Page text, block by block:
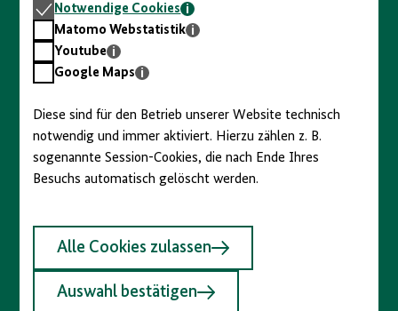
Notwendige
Cookies
Notwendige Cookies
Matomo
Webstatistik
Matomo Webstatistik
Youtube
Youtube
GoogleGoogle Maps
Diese sind für den Betrieb unserer Website technisch
notwendig und immer aktiviert. Hierzu zählen z. B.
sogenannte Session-Cookies, die nach Ende Ihres
Besuchs automatisch gelöscht werden.
Alle Cookies zulassen
Auswahl bestätigen